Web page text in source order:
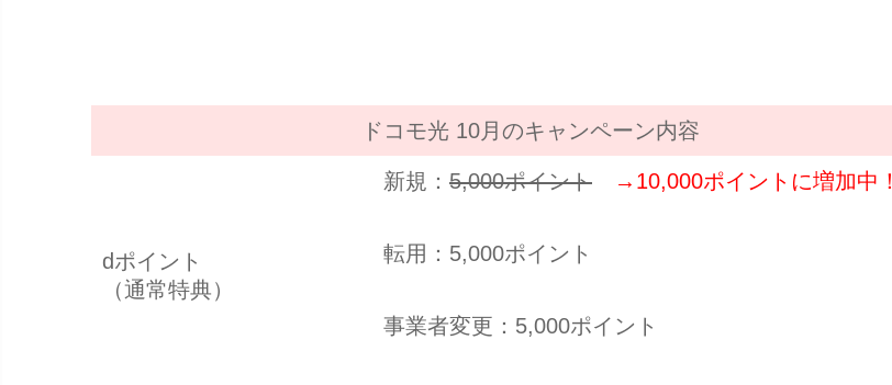
ドコモ光 10月のキャンペーン内容
dポイント
（通常特典）
新規： 5,000ポイント →10,000ポイントに増加中！
転用：5,000ポイント
事業者変更：5,000ポイント